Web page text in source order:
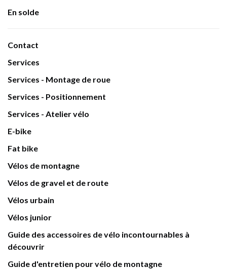
En solde
Contact
Services
Services - Montage de roue
Services - Positionnement
Services - Atelier vélo
E-bike
Fat bike
Vélos de montagne
Vélos de gravel et de route
Vélos urbain
Vélos junior
Guide des accessoires de vélo incontournables à
découvrir
Guide d'entretien pour vélo de montagne